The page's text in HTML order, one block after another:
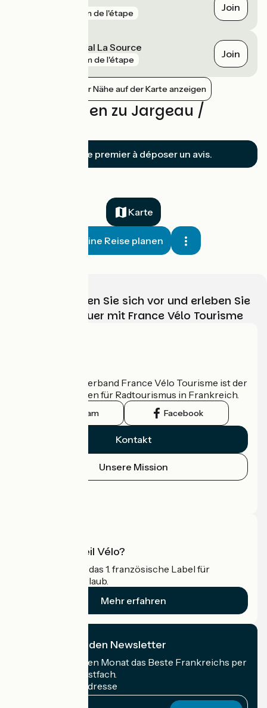
3 km de l'étape Join
Saint-Cyr-en-Val La Source
9 km de l'étape Join
Bahnhöfe in der Nähe auf der Karte anzeigen
Bewertungen zu Jargeau /
Soyez le premier à déposer un avis.
Karte
Meine Reise planen
Wählen, bereiten Sie sich vor und erleben Sie
Ihr Radabenteuer mit France Vélo Tourisme
Der nationale Verband France Vélo Tourisme ist der
offizielle Leitfaden für Radtourismus in Frankreich.
Instagram Facebook
Kontakt
Unsere Mission
Was ist Accueil Vélo?
Accueil Vélo ist das 1. französische Label für
Radfahrer im Urlaub.
Mehr erfahren
Ich abonniere den Newsletter
Erhalten Sie jeden Monat das Beste Frankreichs per
Rad in Ihrem Postfach.
Meine E-Mail-Adresse